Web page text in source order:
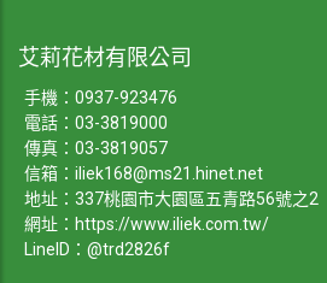
艾莉花材有限公司
手機： 0937-923476
電話： 03-3819000
傳真：03-3819057
信箱： iliek168@ms21.hinet.net
地址：337桃園市大園區五青路56號之2
網址： https://www.iliek.com.tw/
LineID：@trd2826f